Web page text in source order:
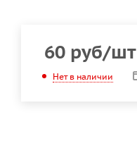
60 руб/шт
Нет в наличии